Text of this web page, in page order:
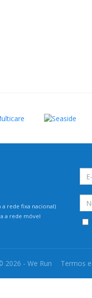
a rede fixa nacional)
a rede móvel
2026 - We Run Termos